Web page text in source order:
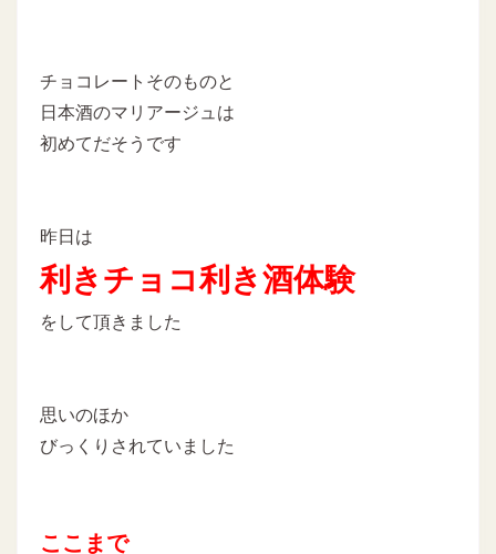
チョコレートそのものと
日本酒のマリアージュは
初めてだそうです
昨日は
利きチョコ利き酒体験
をして頂きました
思いのほか
びっくりされていました
ここまで